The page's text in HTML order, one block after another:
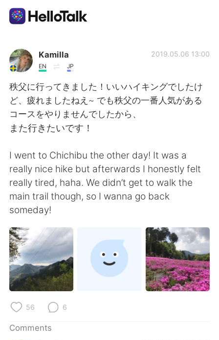
Language Exchange App
AI Grammar Checker
English
Español العربية
Français Deutsch
Русский ไทย
Indonesia Italiano
Kamilla
EN JP
2019.05.06 13:00
秩父に行ってきました！いいハイキングでしたけ
ど、疲れましたねえ~ でも秩父の一番人気がある
コースをやりませんでしたから、
また行きたいです！
I went to Chichibu the other day! It was a
really nice hike but afterwards I honestly felt
really tired, haha. We didn’t get to walk the
main trail though, so I wanna go back
someday!
56 6
Comments